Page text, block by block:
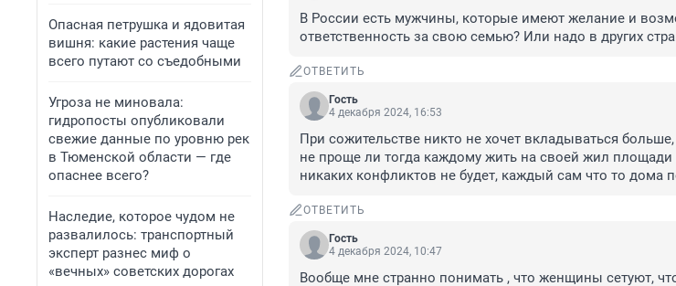
Опасная петрушка и ядовитая
вишня: какие растения чаще
всего путают со съедобными
Угроза не миновала:
гидропосты опубликовали
свежие данные по уровню рек
в Тюменской области — где
опаснее всего?
Наследие, которое чудом не
развалилось: транспортный
эксперт разнес миф о
«вечных» советских дорогах
В России есть мужчины, которые имеют желание и
ответственность за свою семью? Или надо в других
ОТВЕТИТЬ
Гость
4 декабря 2024, 16:53
При сожительстве никто не хочет вкладываться больше,
не проще ли тогда каждому жить на своей жил площади
никаких конфликтов не будет, каждый сам что то дома
ОТВЕТИТЬ
Гость
4 декабря 2024, 10:47
Вообще мне странно понимать , что женщины сетуют,